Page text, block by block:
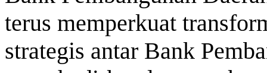
terus memperkuat
strategis antar Bank